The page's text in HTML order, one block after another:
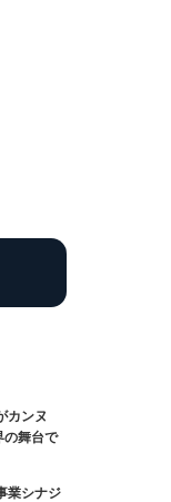
カンヌ
舞台で
業シナジ